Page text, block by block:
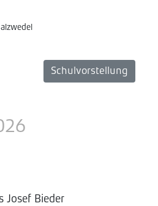
Schulvorstellung
Josef Bieder